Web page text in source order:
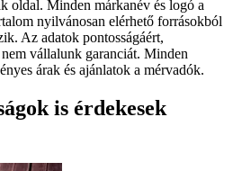
oldal. Minden márkanév és logó a
nyilvánosan elérhető forrásokból
Az adatok pontosságáért,
nem vállalunk garanciát. Minden
árak és ajánlatok a mérvadók.
is érdekesek